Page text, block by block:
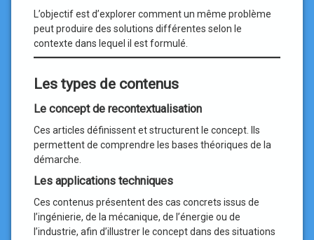
L’objectif est d’explorer comment un même problème
peut produire des solutions différentes selon le
contexte dans lequel il est formulé.
Les types de contenus
Le concept de recontextualisation
Ces articles définissent et structurent le concept. Ils
permettent de comprendre les bases théoriques de la
démarche.
Les applications techniques
Ces contenus présentent des cas concrets issus de
l’ingénierie, de la mécanique, de l’énergie ou de
l’industrie, afin d’illustrer le concept dans des situations